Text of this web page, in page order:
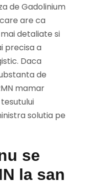
de Gadolinium
are ca
detaliate si
precisa a
Daca
de
mamar
solutia pe
se
la san